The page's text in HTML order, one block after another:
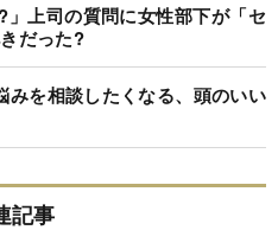
」上司の質問に女性部下が「セ
だった?
みを相談したくなる、頭のいい
記事